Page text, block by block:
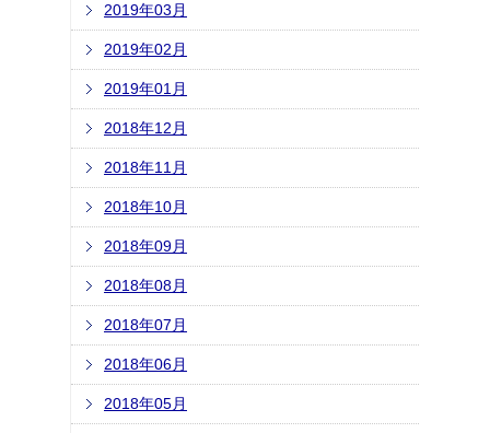
2019年03月
2019年02月
2019年01月
2018年12月
2018年11月
2018年10月
2018年09月
2018年08月
2018年07月
2018年06月
2018年05月